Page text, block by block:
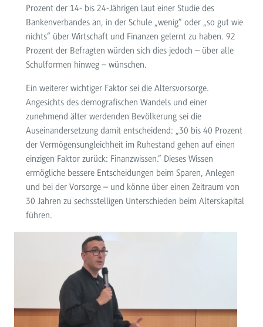
Prozent der 14- bis 24-Jährigen laut einer Studie des
Bankenverbandes an, in der Schule „wenig“ oder „so gut wie
nichts“ über Wirtschaft und Finanzen gelernt zu haben. 92
Prozent der Befragten würden sich dies jedoch – über alle
Schulformen hinweg – wünschen.
Ein weiterer wichtiger Faktor sei die Altersvorsorge.
Angesichts des demografischen Wandels und einer
zunehmend älter werdenden Bevölkerung sei die
Auseinandersetzung damit entscheidend: „30 bis 40 Prozent
der Vermögensungleichheit im Ruhestand gehen auf einen
einzigen Faktor zurück: Finanzwissen.“ Dieses Wissen
ermögliche bessere Entscheidungen beim Sparen, Anlegen
und bei der Vorsorge – und könne über einen Zeitraum von
30 Jahren zu sechsstelligen Unterschieden beim Alterskapital
führen.